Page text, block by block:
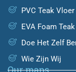
PVC Teak Vloer
EVA Foam Teak
Doe Het Zelf
Wie Zijn Wij
Our maps